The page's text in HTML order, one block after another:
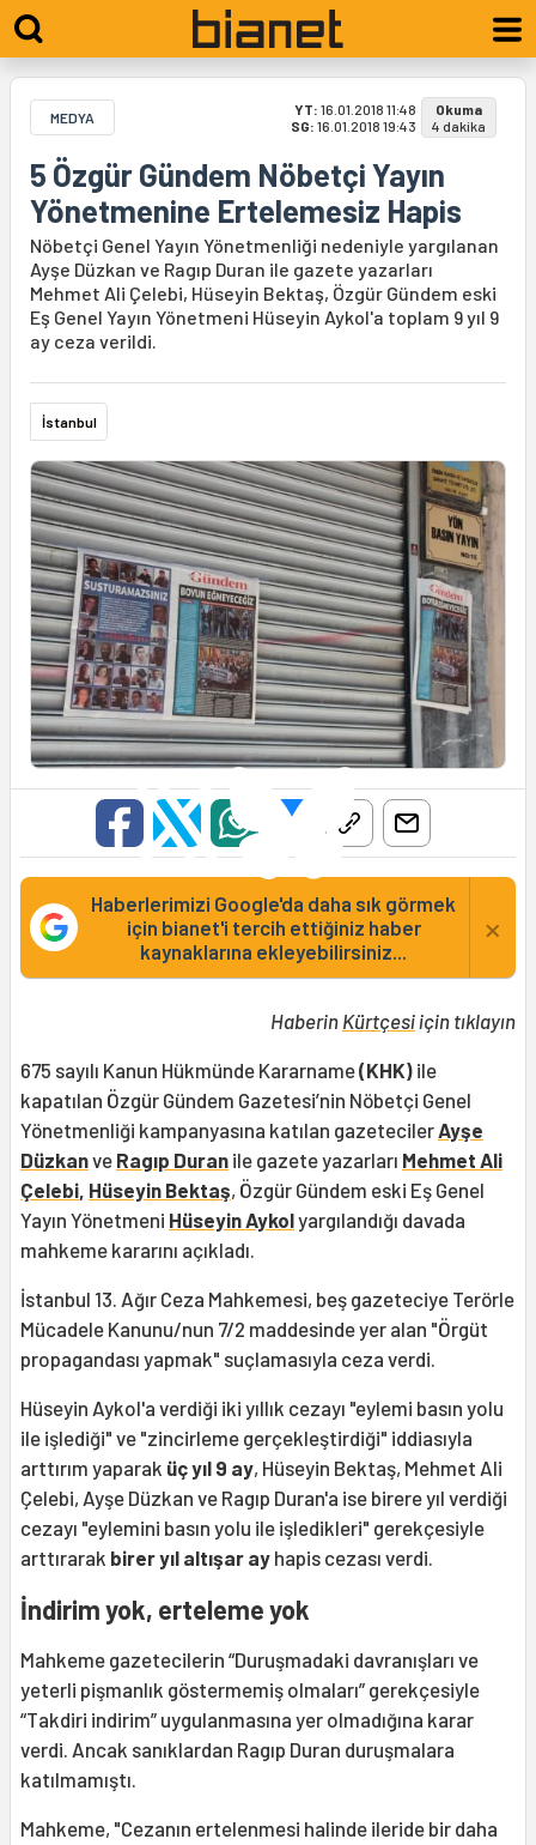
MEDYA YT: 16.01.2018 11:48
SG: 16.01.2018 19:43
Okuma
4 dakika
5 Özgür Gündem Nöbetçi Yayın
Yönetmenine Ertelemesiz Hapis
Nöbetçi Genel Yayın Yönetmenliği nedeniyle yargılanan
Ayşe Düzkan ve Ragıp Duran ile gazete yazarları
Mehmet Ali Çelebi, Hüseyin Bektaş, Özgür Gündem eski
Eş Genel Yayın Yönetmeni Hüseyin Aykol'a toplam 9 yıl 9
ay ceza verildi.
İstanbul
Haberlerimizi Google'da daha sık görmek
için bianet'i tercih ettiğiniz haber
kaynaklarına ekleyebilirsiniz...
×
Haberin Kürtçesiiçin tıklayın
675 sayılı Kanun Hükmünde Kararname(KHK) ile
kapatılan Özgür Gündem Gazetesi’nin Nöbetçi Genel
Yönetmenliği kampanyasına katılan gazetecilerAyşe
Düzkanve Ragıp Duran ile gazete yazarları Mehmet Ali
Çelebi, Hüseyin Bektaş, Özgür Gündem eski Eş Genel
Yayın Yönetmeni Hüseyin Aykolyargılandığı davada
mahkeme kararını açıkladı.
İstanbul 13. Ağır Ceza Mahkemesi, beş gazeteciye Terörle
Mücadele Kanunu/nun 7/2 maddesinde yer alan "Örgüt
propagandası yapmak" suçlamasıyla ceza verdi.
Hüseyin Aykol'a verdiği iki yıllık cezayı "eylemi basın yolu
ile işlediği" ve "zincirleme gerçekleştirdiği" iddiasıyla
arttırım yaparak üç yıl 9 ay, Hüseyin Bektaş, Mehmet Ali
Çelebi, Ayşe Düzkan ve Ragıp Duran'a ise birere yıl verdiği
cezayı "eylemini basın yolu ile işledikleri" gerekçesiyle
arttırarak birer yıl altışar ay hapis cezası verdi.
İndirim yok, erteleme yok
Mahkeme gazetecilerin “Duruşmadaki davranışları ve
yeterli pişmanlık göstermemiş olmaları” gerekçesiyle
“Takdiri indirim” uygulanmasına yer olmadığına karar
verdi. Ancak sanıklardan Ragıp Duran duruşmalara
katılmamıştı.
Mahkeme, "Cezanın ertelenmesi halinde ileride bir daha